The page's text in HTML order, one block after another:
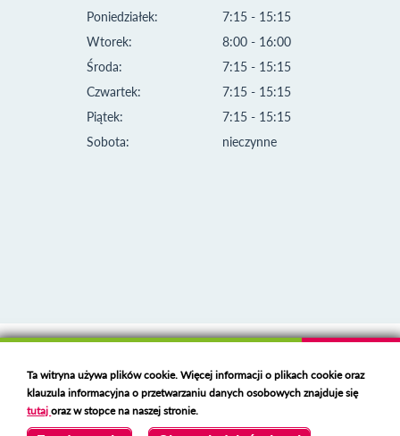
Poniedziałek:
Wtorek:
Środa:
Czwartek:
Piątek:
Sobota:
7:15 - 15:15
8:00 - 16:00
7:15 - 15:15
7:15 - 15:15
7:15 - 15:15
nieczynne
Deklaracja dostępności
Polski serwer RBLhttps://polspam.pl/
Copyright 2023 Urząd Miejski w Opolu Lubelskim
Ta witryna używa plików cookie. Więcej informacji o plikach cookie oraz
klauzula informacyjna o przetwarzaniu danych osobowych znajduje się
tutajoraz w stopce na naszej stronie.